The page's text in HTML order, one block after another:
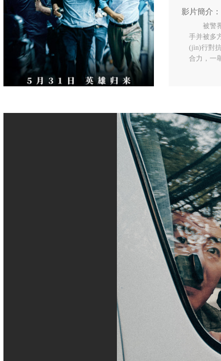
出品公司：完美
影片簡介：
被警
手并被多
(jìn)行對抗
合力，